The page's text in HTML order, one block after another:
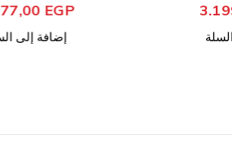
EGP
إضافة إلى السلة